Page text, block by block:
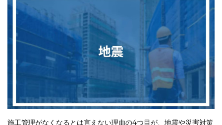
施工管理がなくなるとは言えない理由の4つ目が、地震や災害対策